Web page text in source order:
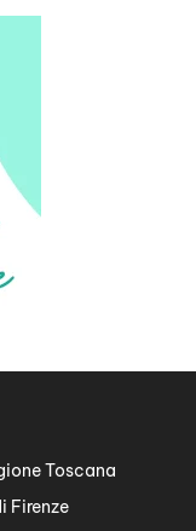
Toscana
Firenze